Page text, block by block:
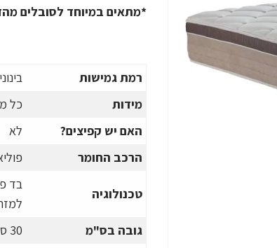
*מתאים במיוחד לסובלים
רמת גמישות
מידות
כל
האם יש קפיצים?
לא
הרכב החומר
טכנולוגיה
בד
גובה בס"מ
30 ס